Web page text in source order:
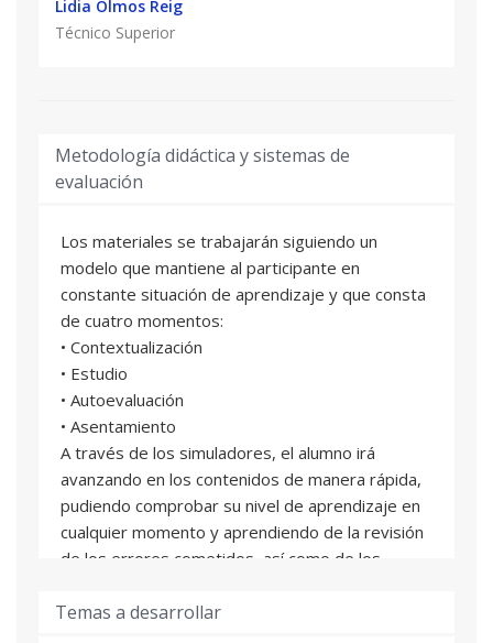
Lidia Olmos Reig
Técnico Superior
Metodología didáctica y sistemas de
evaluación
Los materiales se trabajarán siguiendo un
modelo que mantiene al participante en
constante situación de aprendizaje y que consta
de cuatro momentos:
• Contextualización
• Estudio
• Autoevaluación
• Asentamiento
A través de los simuladores, el alumno irá
avanzando en los contenidos de manera rápida,
pudiendo comprobar su nivel de aprendizaje en
cualquier momento y aprendiendo de la revisión
de los errores cometidos, así como de los
asentar adecuadamente los conceptos que había
Temas a desarrollar